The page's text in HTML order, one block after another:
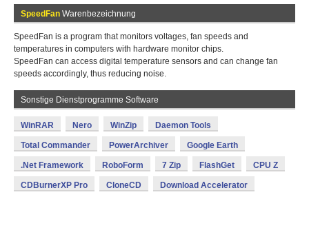
SpeedFan Warenbezeichnung
SpeedFan is a program that monitors voltages, fan speeds and
temperatures in computers with hardware monitor chips.
SpeedFan can access digital temperature sensors and can change fan
speeds accordingly, thus reducing noise.
Sonstige Dienstprogramme Software
WinRAR Nero WinZip Daemon Tools
Total Commander PowerArchiver Google Earth
.Net Framework RoboForm 7 Zip FlashGet CPU Z
CDBurnerXP Pro CloneCD Download Accelerator